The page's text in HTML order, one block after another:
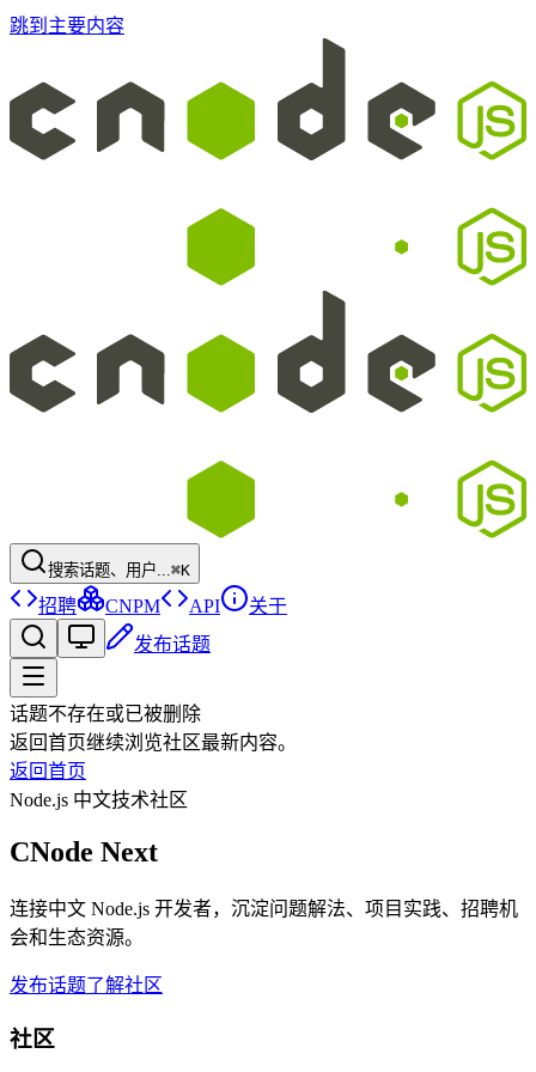
跳到主要内容
搜索话题、用户...⌘K
招聘 CNPM API
关于
发布话题
话题不存在或已被删除
返回首页继续浏览社区最新内容。
返回首页
Node.js 中文技术社区
CNode Next
连接中文 Node.js 开发者，沉淀问题解法、项目实践、招聘机
会和生态资源。
发布话题了解社区
社区